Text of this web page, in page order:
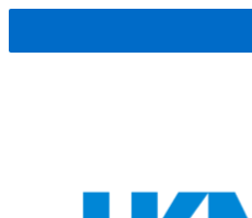
sisältöön